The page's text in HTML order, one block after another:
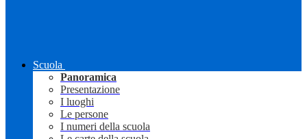
Scuola
Panoramica
Presentazione
I luoghi
Le persone
I numeri della scuola